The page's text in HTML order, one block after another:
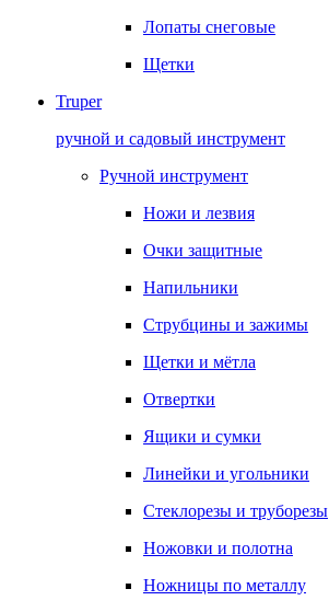
Лопаты снеговые
Щетки
Truper
ручной и садовый инструмент
Ручной инструмент
Ножи и лезвия
Очки защитные
Напильники
Струбцины и зажимы
Щетки и мётла
Отвертки
Ящики и сумки
Линейки и угольники
Стеклорезы и труборезы
Ножовки и полотна
Ножницы по металлу